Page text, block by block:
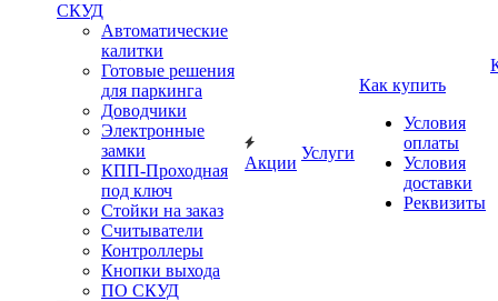
СКУД
Автоматические
калитки
Готовые решения
для паркинга
Доводчики
Электронные
замки
КПП-Проходная
под ключ
Стойки на заказ
Считыватели
Контроллеры
Кнопки выхода
ПО СКУД
Акции
Услуги
Как купить
Условия
оплаты
Условия
доставки
Реквизиты